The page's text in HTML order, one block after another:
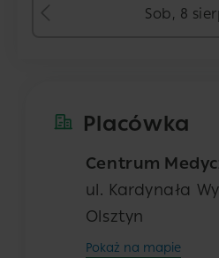
Sob, 8
Placówka
Centrum
ul. Kardynała
Olsztyn
Pokaż na mapie